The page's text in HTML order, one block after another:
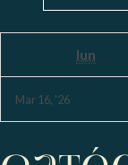
lun
Mar 16, '26